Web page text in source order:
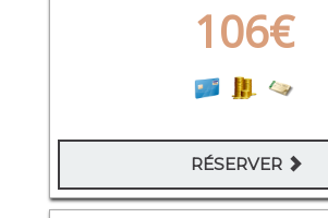
106€
RÉSERVER